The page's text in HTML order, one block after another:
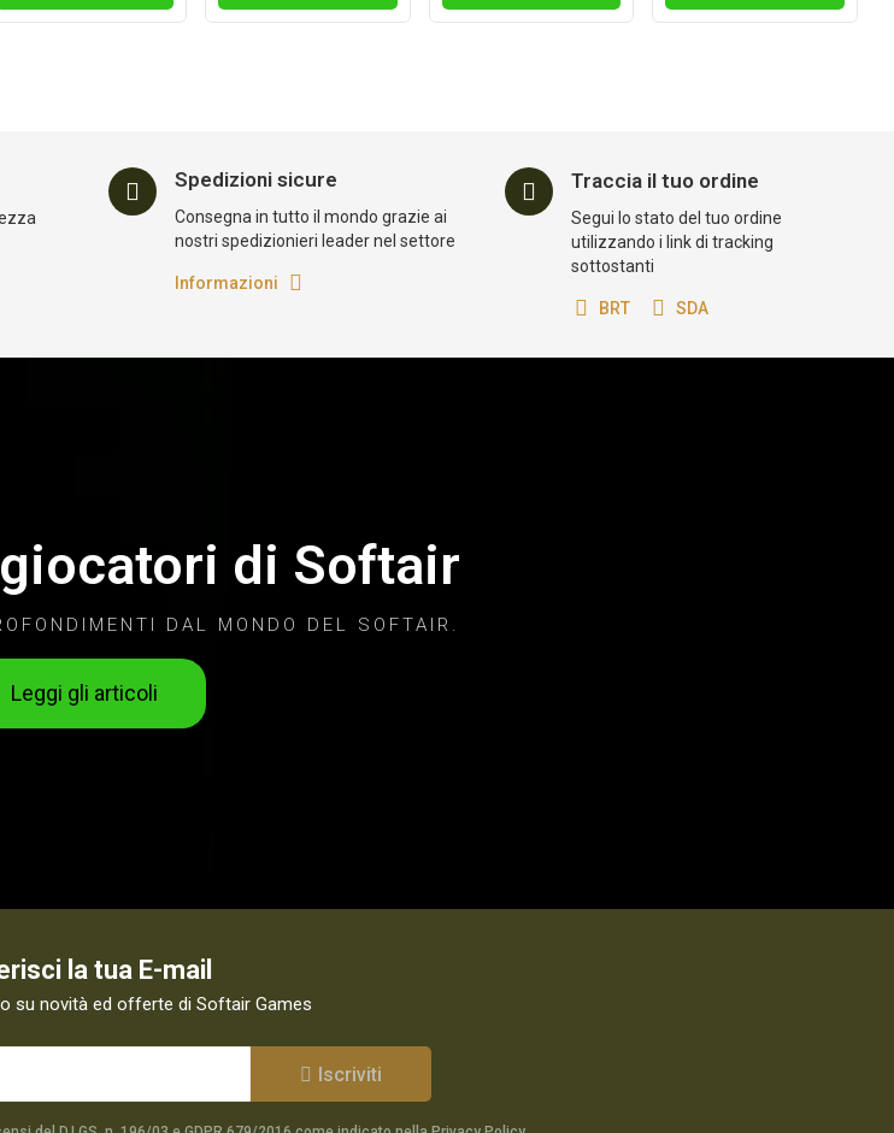
Spedizioni sicure
Consegna in tutto il mondo grazie ai
nostri spedizionieri leader nel settore
Informazioni
Traccia il tuo ordine
Segui lo stato del tuo ordine
utilizzando i link di tracking
sottostanti
BRT SDA
di Softair
DAL MONDO DEL SOFTAIR.
Leggi gli articoli
la tua E-mail
su novità ed offerte di Softair Games
Iscriviti